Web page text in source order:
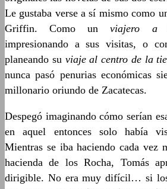
Le gustaba verse a sí mismo como
Griffin. Como unviajero a
impresionando a sus visitas, o
planeando su viaje al centro de la
nunca pasó penurias económicas
millonario oriundo de Zacatecas.
Despegó imaginando cómo serían
en aquel entonces solo había
Mientras se iba haciendo cada vez
hacienda de los Rocha, Tomás
dirigible. No era muy difícil… si los